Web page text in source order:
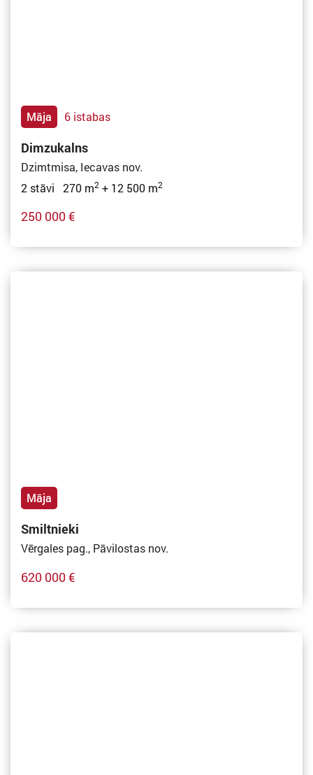
Māja 6 istabas
Dimzukalns
Dzimtmisa, Iecavas nov.
2 stāvi 270 m2 + 12 500 m2
250 000 €
Māja
Smiltnieki
Vērgales pag., Pāvilostas nov.
620 000 €